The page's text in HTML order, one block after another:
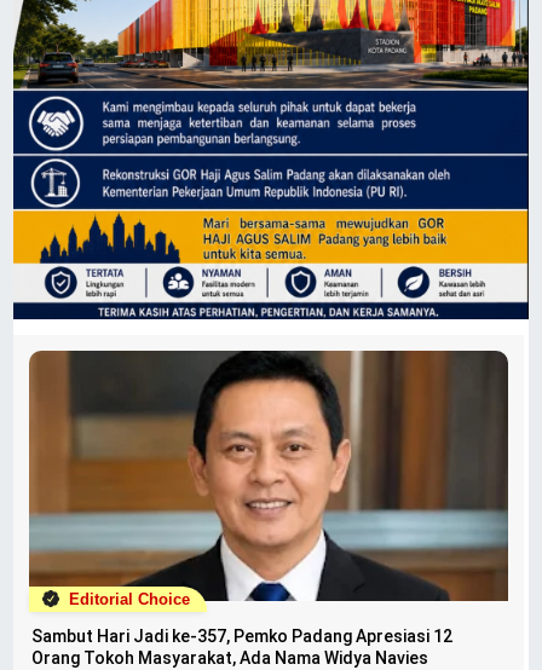
Editorial Choice
Sambut Hari Jadi ke-357, Pemko Padang Apresiasi 12
Orang Tokoh Masyarakat, Ada Nama Widya Navies